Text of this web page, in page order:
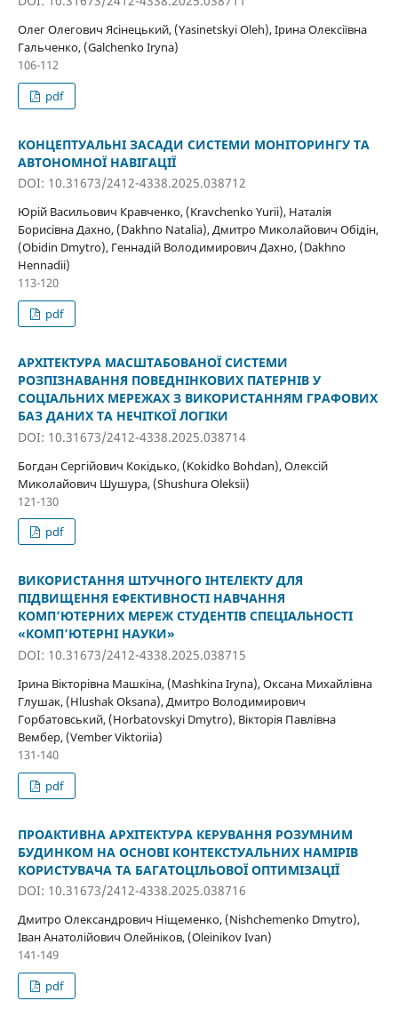
Олег Олегович Ясінецький, (Yasinetskyi Oleh), Ірина Олексіївна
Гальченко, (Galchenko Iryna)
106-112
pdf
КОНЦЕПТУАЛЬНІ ЗАСАДИ СИСТЕМИ МОНІТОРИНГУ ТА
АВТОНОМНОЇ НАВІГАЦІЇ
DOI: 10.31673/2412-4338.2025.038712
Юрій Васильович Кравченко, (Kravchenkо Yurii), Наталія
Борисівна Дахно, (Dakhno Natalia), Дмитро Миколайович Обідін,
(Obidin Dmytro), Геннадій Володимирович Дахно, (Dakhno
Hennadii)
113-120
pdf
АРХІТЕКТУРА МАСШТАБОВАНОЇ СИСТЕМИ
РОЗПІЗНАВАННЯ ПОВЕДНІНКОВИХ ПАТЕРНІВ У
СОЦІАЛЬНИХ МЕРЕЖАХ З ВИКОРИСТАННЯМ ГРАФОВИХ
БАЗ ДАНИХ ТА НЕЧІТКОЇ ЛОГІКИ
DOI: 10.31673/2412-4338.2025.038714
Богдан Сергійович Кокідько, (Kokidko Bohdan), Олексій
Миколайович Шушура, (Shushura Oleksii)
121-130
pdf
ВИКОРИСТАННЯ ШТУЧНОГО ІНТЕЛЕКТУ ДЛЯ
ПІДВИЩЕННЯ ЕФЕКТИВНОСТІ НАВЧАННЯ
КОМП’ЮТЕРНИХ МЕРЕЖ СТУДЕНТІВ СПЕЦІАЛЬНОСТІ
«КОМП’ЮТЕРНІ НАУКИ»
DOI: 10.31673/2412-4338.2025.038715
Ірина Вікторівна Машкіна, (Mashkina Iryna), Оксана Михайлівна
Глушак, (Hlushak Oksana), Дмитро Володимирович
Горбатовський, (Horbatovskyi Dmytro), Вікторія Павлівна
Вембер, (Vember Viktoriia)
131-140
pdf
ПРОАКТИВНА АРХІТЕКТУРА КЕРУВАННЯ РОЗУМНИМ
БУДИНКОМ НА ОСНОВІ КОНТЕКСТУАЛЬНИХ НАМІРІВ
КОРИСТУВАЧА ТА БАГАТОЦІЛЬОВОЇ ОПТИМІЗАЦІЇ
DOI: 10.31673/2412-4338.2025.038716
Дмитро Олександрович Ніщеменко, (Nishchemenko Dmytro),
Іван Анатолійович Олейніков, (Oleinikov Ivan)
141-149
pdf